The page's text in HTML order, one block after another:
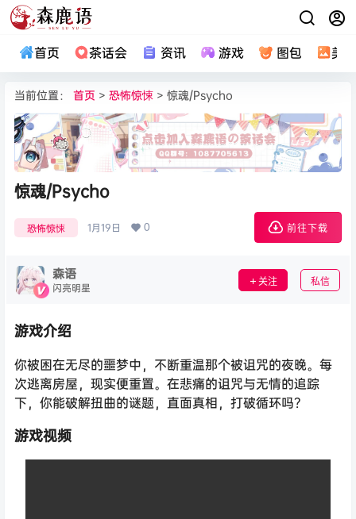
首页 茶话会 资讯 游戏 图包 美
当前位置： 首页 > 恐怖惊悚 > 惊魂/Psycho
惊魂/Psycho
恐怖惊悚 1月19日 0 前往下载
森语
闪亮明星 关注 私信
游戏介绍
你被困在无尽的噩梦中，不断重温那个被诅咒的夜晚。每
次逃离房屋，现实便重置。在悲痛的诅咒与无情的追踪
下，你能破解扭曲的谜题，直面真相，打破循环吗？
游戏视频